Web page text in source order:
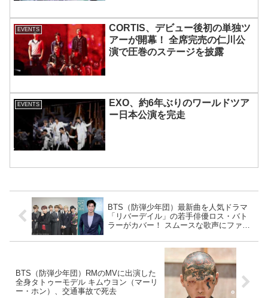
EVENTS
CORTIS、デビュー後初の単独ツ
アーが開幕！ 全席完売の仁川公
演で圧巻のステージを披露
EVENTS
EXO、約6年ぶりのワールドツア
ー日本公演を完走
BTS（防弾少年団）最新曲を人気ドラマ
「リバーデイル」の若手俳優ロス・バト
ラーがカバー！ スムースな歌声にファン
BTS（防弾少年団）RMのMVに出演した
全身タトゥーモデル キムウヨン（マーリ
ー・ホン）、交通事故で死去